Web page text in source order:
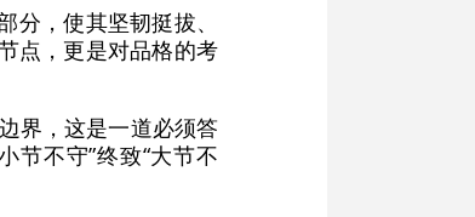
分，使其坚韧挺拔、
点，更是对品格的考
界，这是一道必须答
节不守”终致“大节不